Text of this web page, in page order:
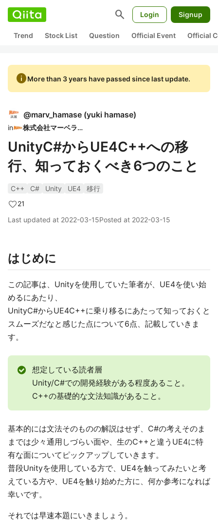
search Login Signup
Trend Stock List Question Official Event Official
infoMore than 3 years have passed since last update.
@marv_hamase (yuki hamase)
in 株式会社マーベラス
UnityC#からUE4C++への移
行、知っておくべき6つのこと
C++ C# Unity UE4
移行
21
Last updated at 2022-03-15Posted at 2022-03-15
はじめに
この記事は、Unityを使用していた筆者が、UE4を使い始
めるにあたり、
UnityC#からUE4C++に乗り移るにあたって知っておくと
スムーズだなと感じた点について6点、記載していきま
す。
想定している読者層
Unity/C#での開発経験がある程度あること。
C++の基礎的な文法知識があること。
基本的には文法そのものの解説はせず、C#の考えそのま
までは少々通用しづらい面や、生のC++と違うUE4に特
有な面についてピックアップしていきます。
普段Unityを使用している方で、UE4を触ってみたいと考
えている方や、UE4を触り始めた方に、何か参考になれば
幸いです。
それでは早速本題にいきましょう。